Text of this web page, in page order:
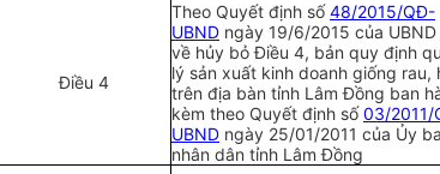
Điều 4
Theo Quyết định số48/2015/QĐ-
UBND ngày 19/6/2015 của
về hủy bỏ Điều 4, bản quy định
lý sản xuất kinh doanh giống rau,
trên địa bàn tỉnh Lâm Đồng ban
kèm theo Quyết định số03/2011/
UBND ngày 25/01/2011 của Ủy
nhân dân tỉnh Lâm Đồng